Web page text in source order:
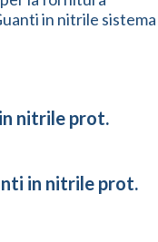
in nitrile sistema
nitrile prot.
in nitrile prot.